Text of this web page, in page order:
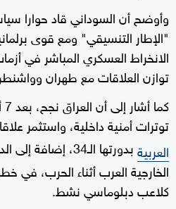
وأوضح أن السوداني قاد حوارا
"الإطار التنسيقي" ومع قوى
الانخراط العسكري المباشر في
توازن العلاقات مع طهران
توترات أمنية داخلية، واستثمر
العربية
بدورتها الـ34،
الخارجية العرب أثناء الحرب، في
كلاعب دبلوماسي نشط.